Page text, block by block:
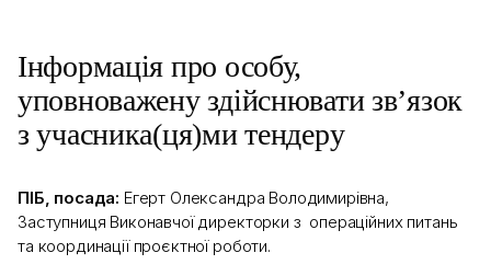
Інформація про особу,
уповноважену здійснювати зв’язок
з учасника(ця)ми тендеру
ПІБ, посада: Егерт Олександра Володимирівна,
Заступниця Виконавчої директорки з операційних питань
та координації проєктної роботи.